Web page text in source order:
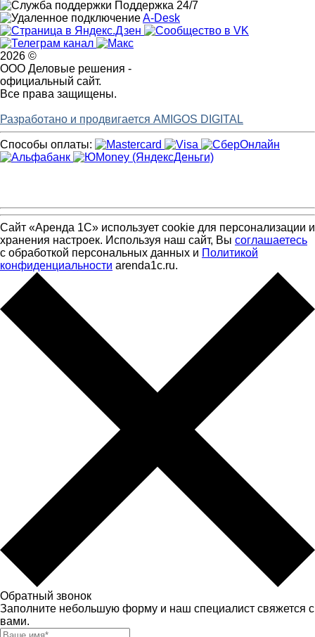
Поддержка 24/7
A-Desk
2026 ©
ООО Деловые решения -
официальный сайт.
Все права защищены.
Разработано и продвигается AMIGOS DIGITAL
Способы оплаты:
Сайт «Аренда 1С» использует cookie для персонализации и
хранения настроек. Используя наш сайт, Вы соглашаетесь
с обработкой персональных данных и Политикой
конфиденциальности arenda1c.ru.
Обратный звонок
Заполните небольшую форму и наш специалист свяжется с
вами.